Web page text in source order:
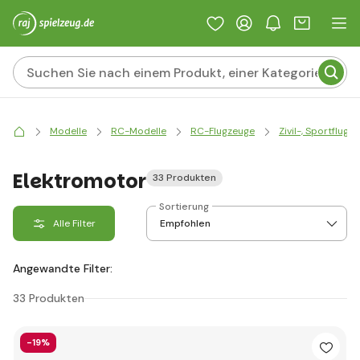
Modelle RC-Modelle RC-Flugzeuge Zivil-,
Elektromotor 33 Produkten
Alle Filter
Sortierung
Angewandte Filter:
33 Produkten
-19%